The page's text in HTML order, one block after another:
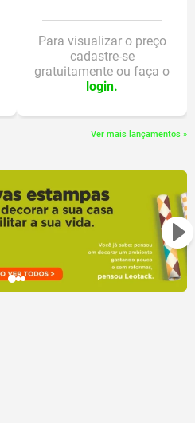
Para visualizar o preço
cadastre-se
gratuitamente ou faça o
login.
Ver mais lançamentos »